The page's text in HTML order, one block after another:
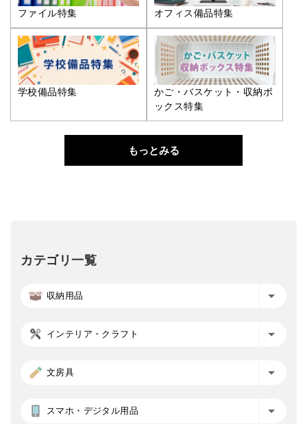
ファイル特集 オフィス備品特集
学校備品特集
かご・バスケット・収納ボ
ックス特集
もっとみる
カテゴリ一覧
収納用品
インテリア・クラフト
文房具
スマホ・デジタル用品